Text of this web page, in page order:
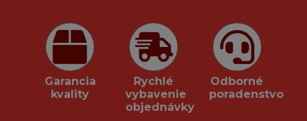
Garancia
kvality
Rychlé
vybavenie
objednávky
Odborné
poradenstvo